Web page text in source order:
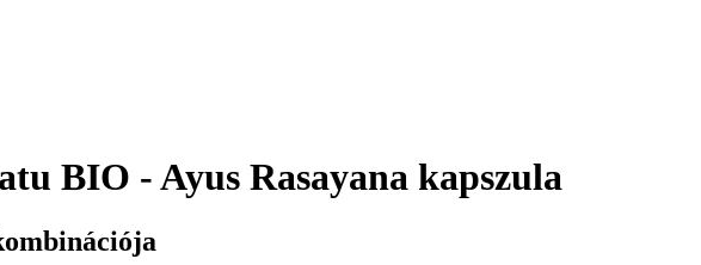
BIO - Ayus Rasayana kapszula